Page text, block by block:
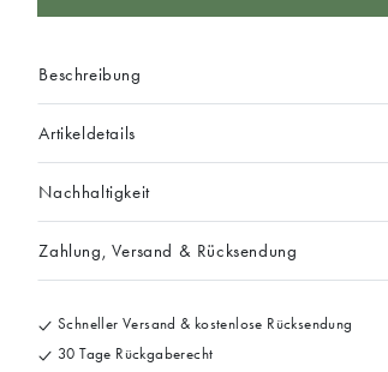
Beschreibung
Artikeldetails
Nachhaltigkeit
Zahlung, Versand & Rücksendung
Schneller Versand & kostenlose Rücksendung
30 Tage Rückgaberecht